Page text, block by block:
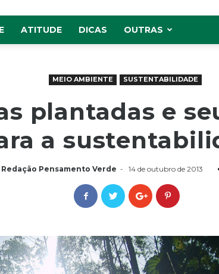
ATITUDE DICAS OUTRAS
MEIO AMBIENTE SUSTENTABILIDADE
plantadas e
a
Redação Pensamento Verde - 14 de outubro de 2013